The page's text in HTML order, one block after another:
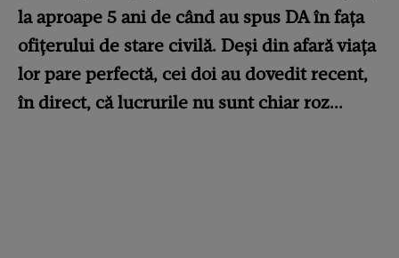
la aproape 5 ani de când au spus DA în fața
ofițerului de stare civilă. Deși din afară viața
lor pare perfectă, cei doi au dovedit recent,
în direct, că lucrurile nu sunt chiar roz...